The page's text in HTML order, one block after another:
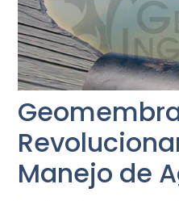
Manejo de